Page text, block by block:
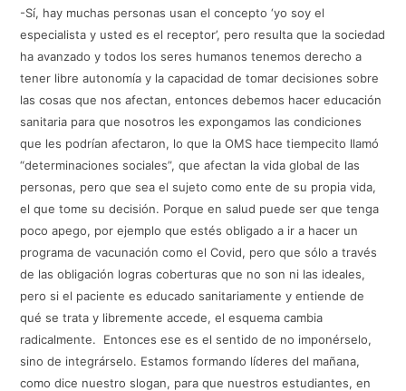
-Sí, hay muchas personas usan el concepto ‘yo soy el
especialista y usted es el receptor’, pero resulta que la sociedad
ha avanzado y todos los seres humanos tenemos derecho a
tener libre autonomía y la capacidad de tomar decisiones sobre
las cosas que nos afectan, entonces debemos hacer educación
sanitaria para que nosotros les expongamos las condiciones
que les podrían afectaron, lo que la OMS hace tiempecito llamó
“determinaciones sociales”, que afectan la vida global de las
personas, pero que sea el sujeto como ente de su propia vida,
el que tome su decisión. Porque en salud puede ser que tenga
poco apego, por ejemplo que estés obligado a ir a hacer un
programa de vacunación como el Covid, pero que sólo a través
de las obligación logras coberturas que no son ni las ideales,
pero si el paciente es educado sanitariamente y entiende de
qué se trata y libremente accede, el esquema cambia
radicalmente. Entonces ese es el sentido de no imponérselo,
sino de integrárselo. Estamos formando líderes del mañana,
como dice nuestro slogan, para que nuestros estudiantes, en